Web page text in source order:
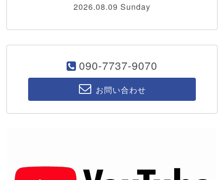
2026.08.09 Sunday
090-7737-9070
お問い合わせ